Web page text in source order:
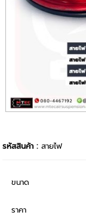
รหัสสินค้า :สายไฟ
ขนาด
ราคา